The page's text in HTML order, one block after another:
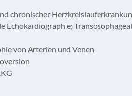
chronischer
Echokardiographie;
von Arterien und Venen